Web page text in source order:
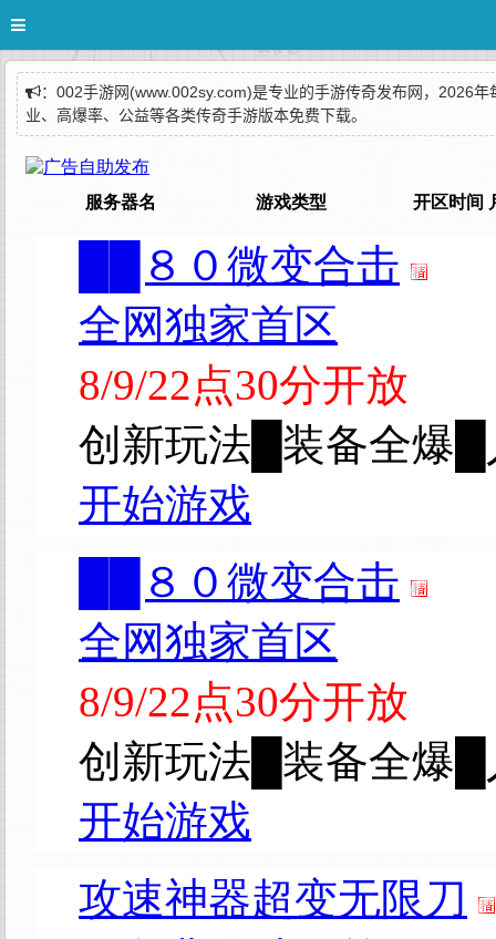
：002手游网(www.002sy.com)是专业的手游传奇发布网，2026
业、高爆率、公益等各类传奇手游版本免费下载。